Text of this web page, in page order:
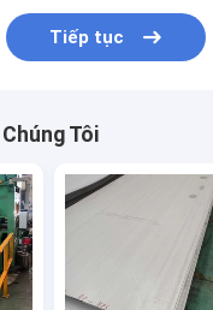
Tiếp tục
Tôi